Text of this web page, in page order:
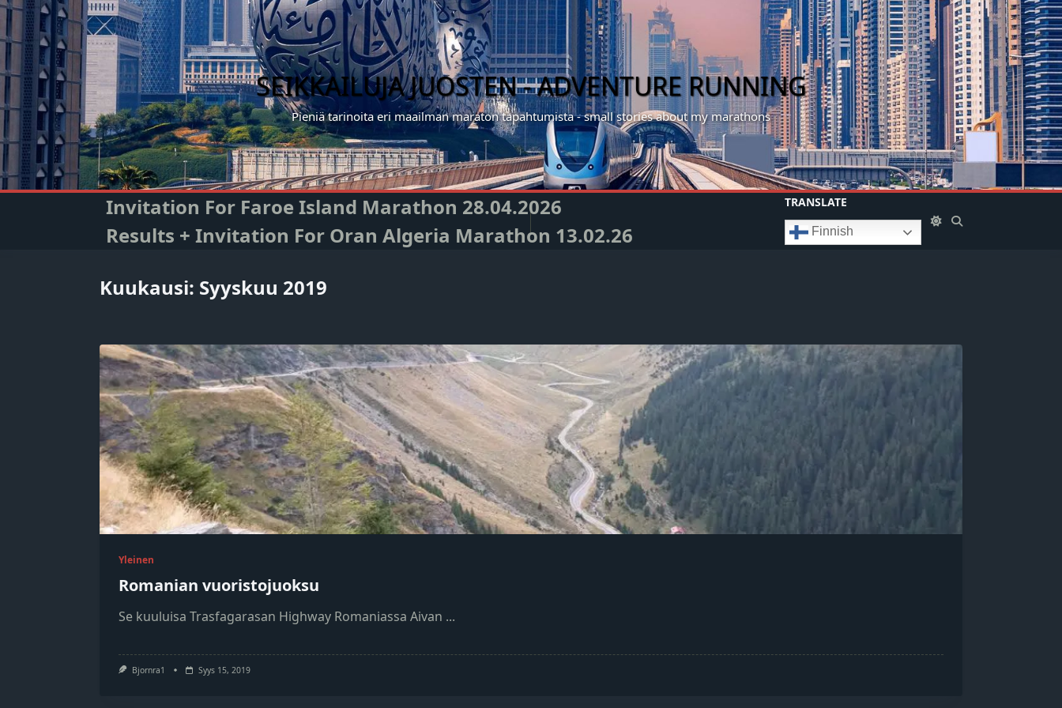
Skip
to
content
SEIKKAILUJA JUOSTEN - ADVENTURE RUNNING
Pieniä tarinoita eri maailman maraton tapahtumista - small stories about my marathons
Invitation For Faroe Island Marathon 28.04.2026
Results + Invitation For Oran Algeria Marathon 13.02.26
TRANSLATE
Finnish
Kuukausi: Syyskuu 2019
Yleinen
Romanian vuoristojuoksu
Se kuuluisa Trasfagarasan Highway Romaniassa Aivan ...
Bjornra1 Syys 15, 2019